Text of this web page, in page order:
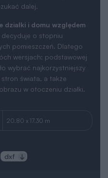
dalej.
działki i domu względem
decyduje o stopniu
pomieszczeń. Dlatego
wersjach: podstawowej
wybrać najkorzystniejszy
stron świata, a także
w otoczeniu działki.
20.80 x 17.30 m
dxf